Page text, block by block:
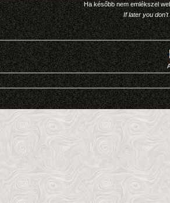
Ha később nem emlékszel
If later you